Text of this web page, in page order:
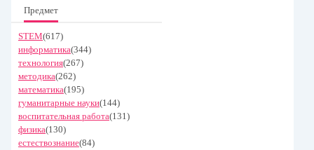
Предмет
STEM(617)
информатика(344)
технология(267)
методика(262)
математика(195)
гуманитарные науки(144)
воспитательная работа(131)
физика(130)
естествознание(84)